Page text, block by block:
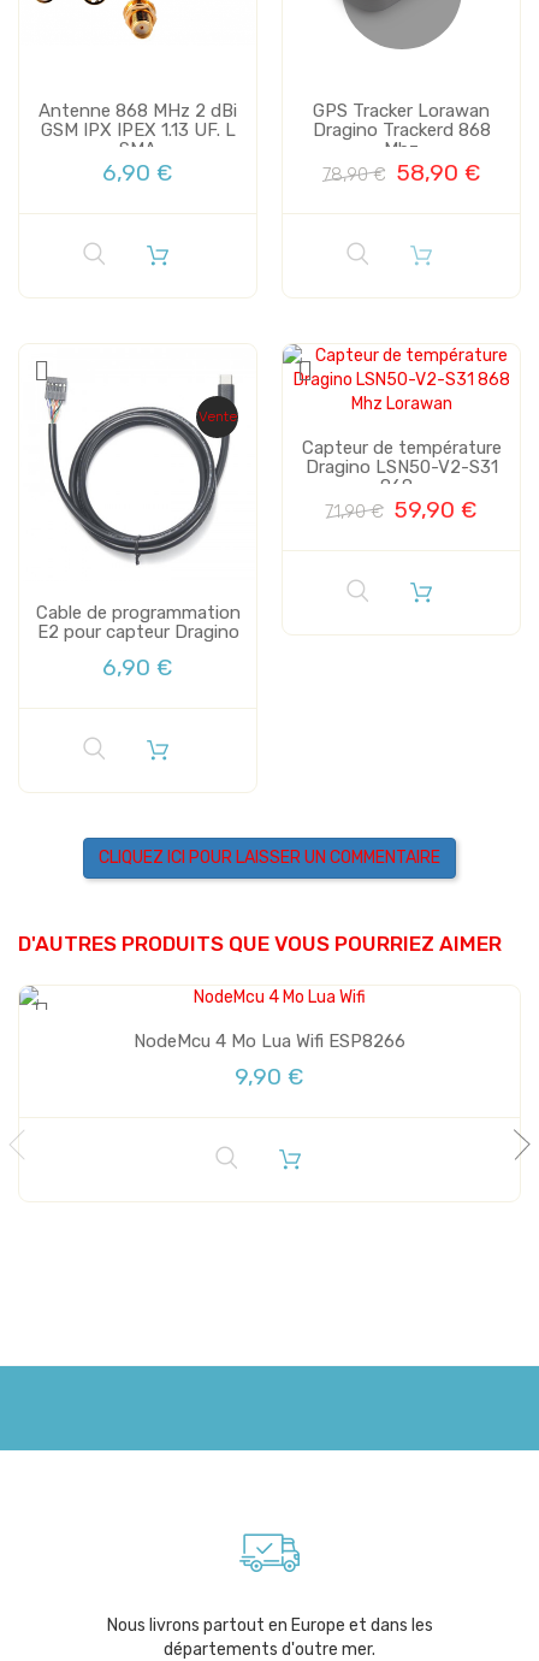
Antenne 868 MHz 2 dBi
GSM IPX IPEX 1.13 UF. L
SMA
6,90 €
GPS Tracker Lorawan
Dragino Trackerd 868
Mhz
78,90 € 58,90 €
Vente
Cable de programmation
E2 pour capteur Dragino
6,90 €
Capteur de température
Dragino LSN50-V2-S31
868...
71,90 € 59,90 €
CLIQUEZ ICI POUR LAISSER UN COMMENTAIRE
D'AUTRES PRODUITS QUE VOUS POURRIEZ AIMER
NodeMcu 4 Mo Lua Wifi ESP8266
9,90 €
Nous livrons partout en Europe et dans les
départements d'outre mer.